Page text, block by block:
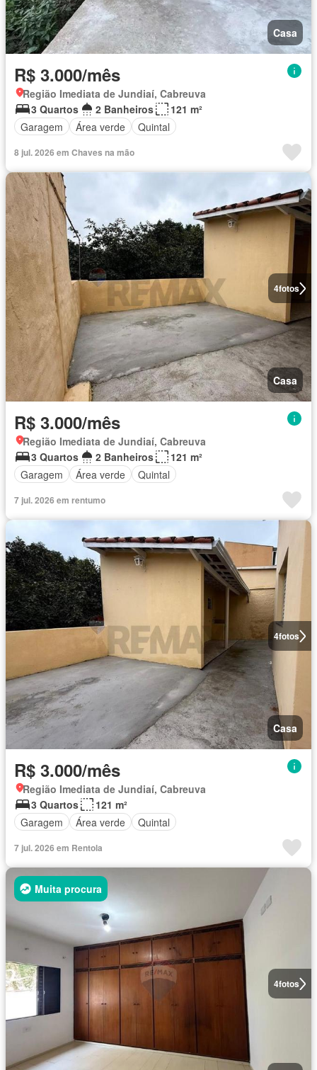
Casa
R$ 3.000/mês
Região Imediata de Jundiaí, Cabreuva
3 Quartos
2 Banheiros
121 m²
Garagem
Área verde Quintal
8 jul. 2026 em Chaves na mão
4fotos
Casa
R$ 3.000/mês
Região Imediata de Jundiaí, Cabreuva
3 Quartos
2 Banheiros
121 m²
Garagem
Área verde Quintal
7 jul. 2026 em rentumo
4fotos
Casa
R$ 3.000/mês
Região Imediata de Jundiaí, Cabreuva
3 Quartos
121 m²
Garagem
Área verde Quintal
7 jul. 2026 em Rentola
4fotos
Muita procura